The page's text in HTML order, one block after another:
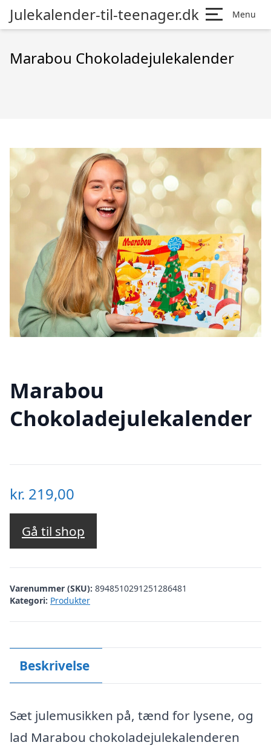
Julekalender-til-teenager.dk Menu
Marabou Chokoladejulekalender
Marabou
Chokoladejulekalender
kr. 219,00
Gå til shop
Varenummer (SKU): 8948510291251286481
Kategori: Produkter
Beskrivelse
Sæt julemusikken på, tænd for lysene, og
lad Marabou chokoladejulekalenderen